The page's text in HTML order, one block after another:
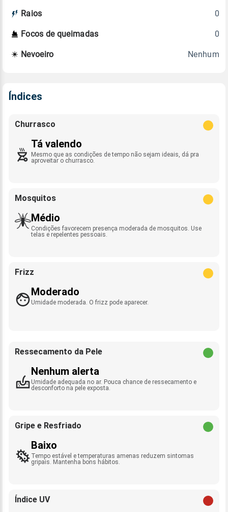
Raios 0
Focos de queimadas 0
Nevoeiro Nenhum
Índices
Churrasco
Tá valendo
Mesmo que as condições de tempo não sejam ideais, dá pra
aproveitar o churrasco.
Mosquitos
Médio
Condições favorecem presença moderada de mosquitos. Use
telas e repelentes pessoais.
Frizz
Moderado
Umidade moderada. O frizz pode aparecer.
Ressecamento da Pele
Nenhum alerta
Umidade adequada no ar. Pouca chance de ressecamento e
desconforto na pele exposta.
Gripe e Resfriado
Baixo
Tempo estável e temperaturas amenas reduzem sintomas
gripais. Mantenha bons hábitos.
Índice UV